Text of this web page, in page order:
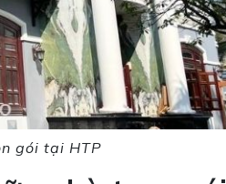
gói tại HTP